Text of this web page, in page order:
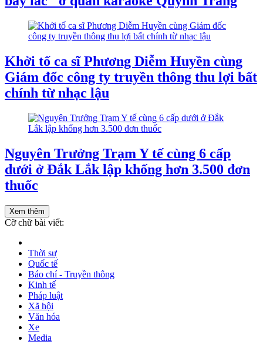
Khởi tố ca sĩ Phương Diễm Huyền cùng
Giám đốc công ty truyền thông thu lợi bất
chính từ nhạc lậu
Nguyên Trưởng Trạm Y tế cùng 6 cấp
dưới ở Đắk Lắk lập khống hơn 3.500 đơn
thuốc
Xem thêm
Cỡ chữ bài viết:
Thời sự
Quốc tế
Báo chí - Truyền thông
Kinh tế
Pháp luật
Xã hội
Văn hóa
Xe
Media